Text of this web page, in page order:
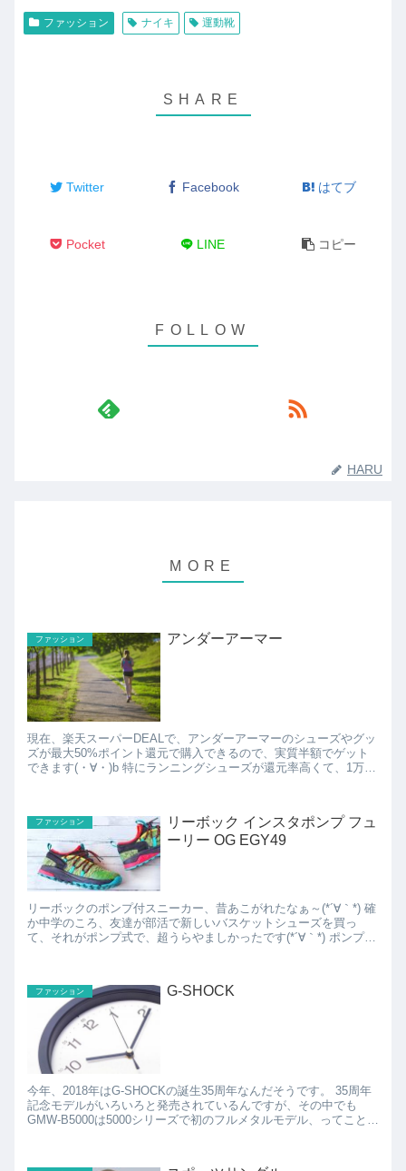
ファッション ナイキ 運動靴
Twitter Facebook はてブ
Pocket LINE コピー
HARU
ファッション アンダーアーマー
現在、楽天スーパーDEALで、アンダーアーマーのシューズやグッ
ズが最大50%ポイント還元で購入できるので、実質半額でゲット
できます(・∀・)b 特にランニングシューズが還元率高くて、1万円
ファッション
リーボック インスタポンプ フュ
ーリー OG EGY49
リーボックのポンプ付スニーカー、昔あこがれたなぁ～(*´∀｀*) 確
か中学のころ、友達が部活で新しいバスケットシューズを買っ
て、それがポンプ式で、超うらやましかったです(*´∀｀*) ポンプで
ファッション G-SHOCK
今年、2018年はG-SHOCKの誕生35周年なんだそうです。 35周年
記念モデルがいろいろと発売されているんですが、その中でも
GMW-B5000は5000シリーズで初のフルメタルモデル、ってことで